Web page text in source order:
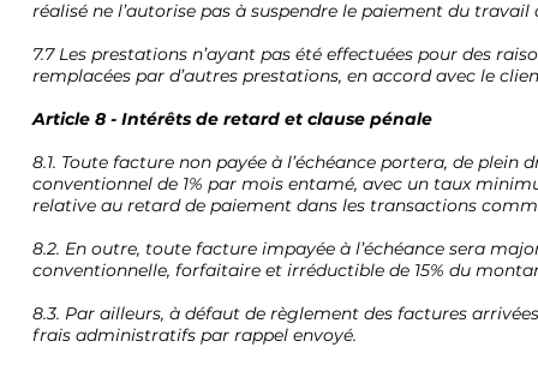
réalisé ne l’autorise pas à suspendre le paiement du travail
7.7 Les prestations n’ayant pas été effectuées pour des
remplacées par d’autres prestations, en accord avec le
Article 8 - Intérêts de retard et clause pénale
8.1. Toute facture non payée à l’échéance portera, de
conventionnel de 1% par mois entamé, avec un taux
relative au retard de paiement dans les transactions
8.2. En outre, toute facture impayée à l’échéance sera
conventionnelle, forfaitaire et irréductible de 15% du
8.3. Par ailleurs, à défaut de règlement des factures
frais administratifs par rappel envoyé.